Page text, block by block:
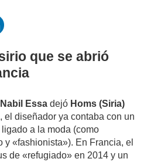
que se abrió
Nabil Essa dejó Homs (Siria)
el diseñador ya contaba con un
a la moda (como
y «fashionista»). En Francia, el
de «refugiado» en 2014 y un